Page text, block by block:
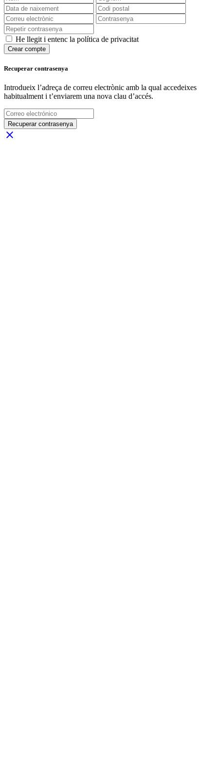
He llegit i entenc la política de privacitat
Crear compte
Recuperar contrasenya
Introdueix l’adreça de correu electrònic amb la qual accedeixes
habitualment i t’enviarem una nova clau d’accés.
Recuperar contrasenya
close